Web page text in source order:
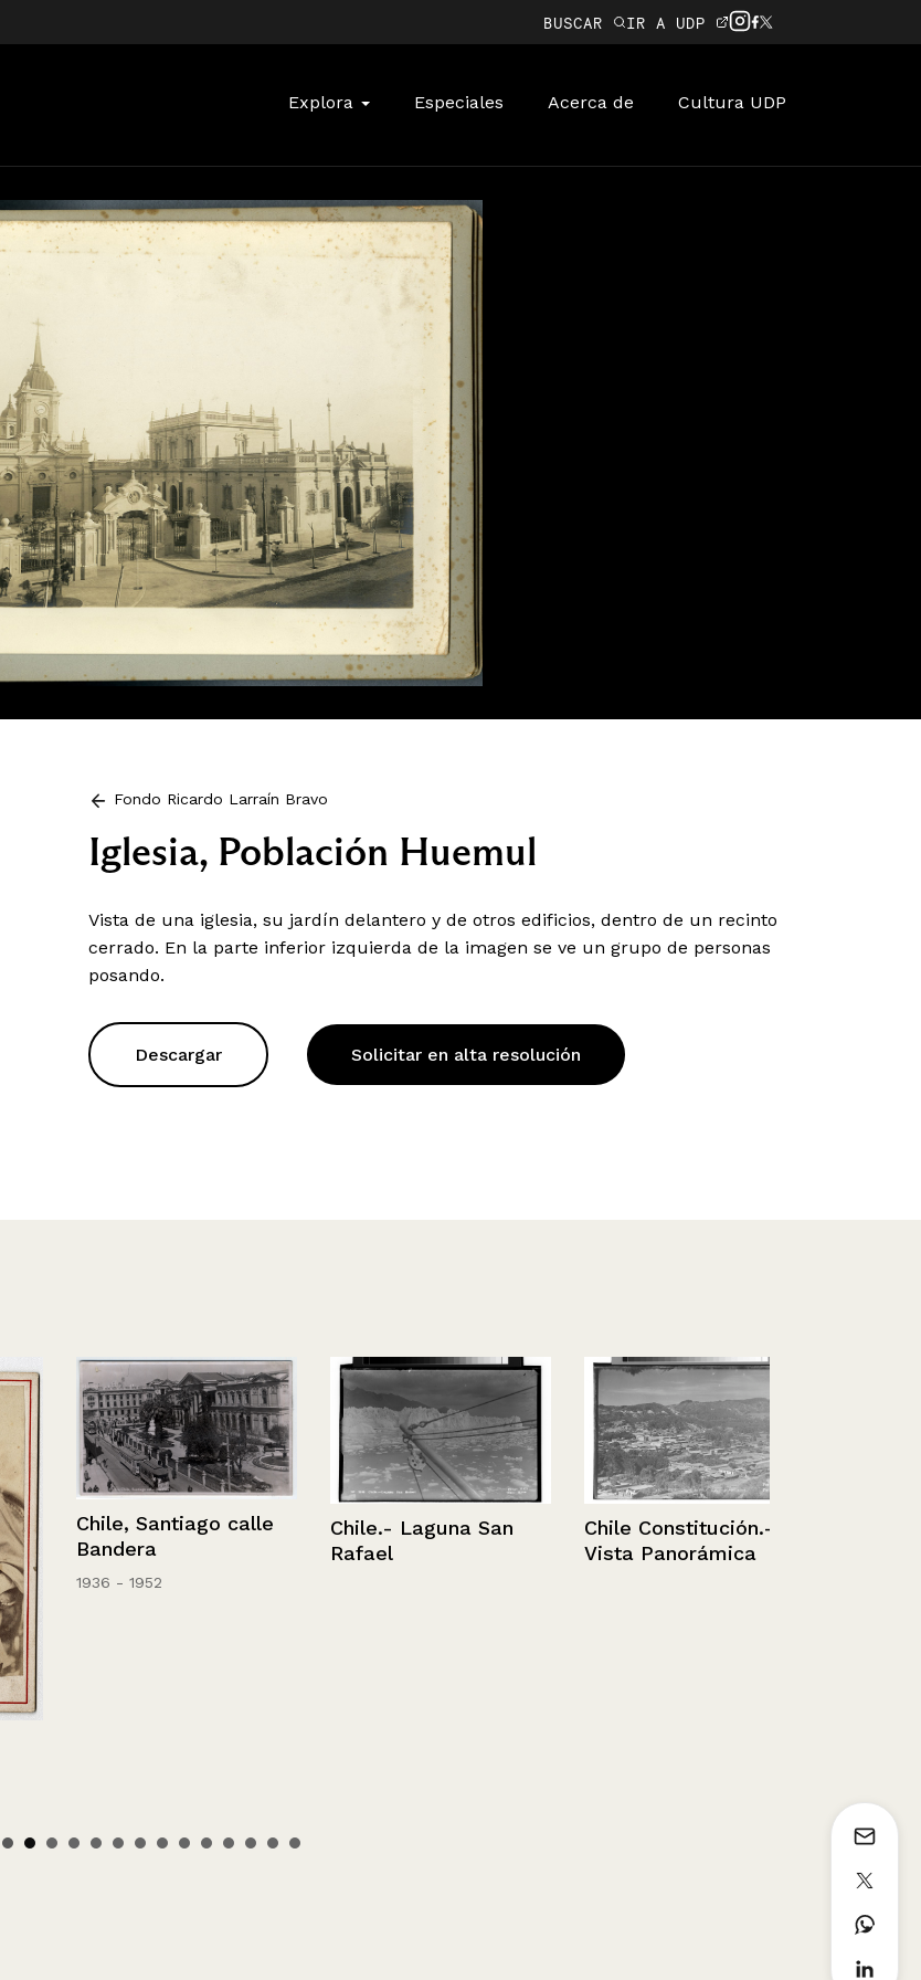
BUSCAR IR A UDP
Explora Especiales Acerca de Cultura UDP
Fondo Ricardo Larraín Bravo
Iglesia, Población Huemul
Vista de una iglesia, su jardín delantero y de otros edificios, dentro de un recinto
cerrado. En la parte inferior izquierda de la imagen se ve un grupo de personas
posando.
Descargar Solicitar en alta resolución
Chile, Santiago calle
Bandera
1936 - 1952
Chile.- Laguna San
Rafael
Chile Constitución.-
Vista Panorámica